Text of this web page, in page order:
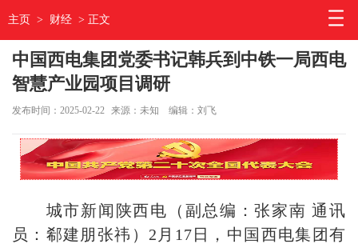
主页 > 财经 > 正文
中国西电集团党委书记韩兵到中铁一局西电
智慧产业园项目调研
发布时间：2025-02-22 来源：未知 编辑：刘飞
城市新闻陕西电（副总编：张家南 通讯
员：郗建朋张祎）2月17日，中国西电集团有